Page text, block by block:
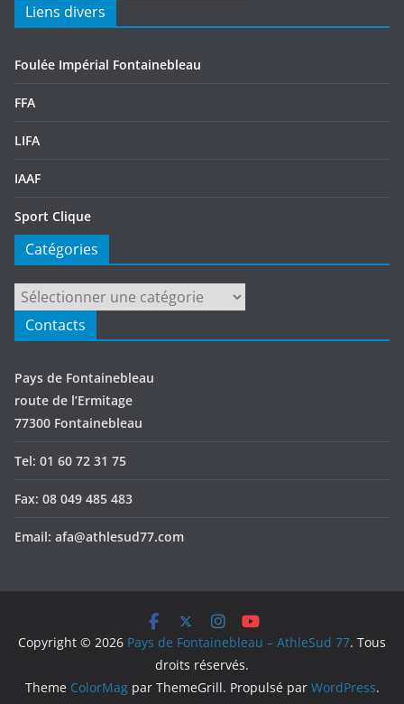
Liens divers
Foulée Impérial Fontainebleau
FFA
LIFA
IAAF
Sport Clique
Catégories
Catégories
Contacts
Pays de Fontainebleau
route de l’Ermitage
77300 Fontainebleau
Tel: 01 60 72 31 75
Fax: 08 049 485 483
Email: afa@athlesud77.com
Copyright © 2026 Pays de Fontainebleau – AthleSud 77. Tous
droits réservés.
Theme ColorMagpar ThemeGrill. Propulsé par WordPress.